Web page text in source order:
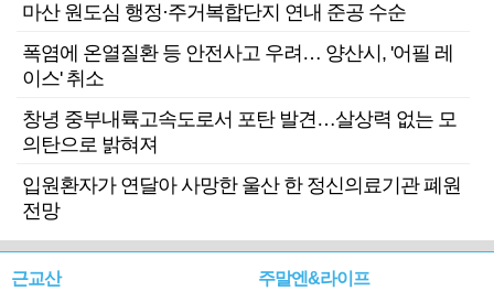
마산 원도심 행정·주거복합단지 연내 준공 수순
폭염에 온열질환 등 안전사고 우려… 양산시, '어필 레
이스' 취소
창녕 중부내륙고속도로서 포탄 발견…살상력 없는 모
의탄으로 밝혀져
입원환자가 연달아 사망한 울산 한 정신의료기관 폐원
전망
근교산 주말엔&라이프